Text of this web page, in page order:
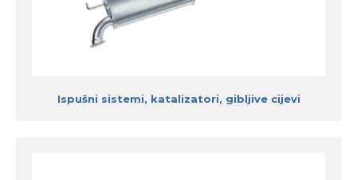
Ispušni sistemi, katalizatori, gibljive cijevi